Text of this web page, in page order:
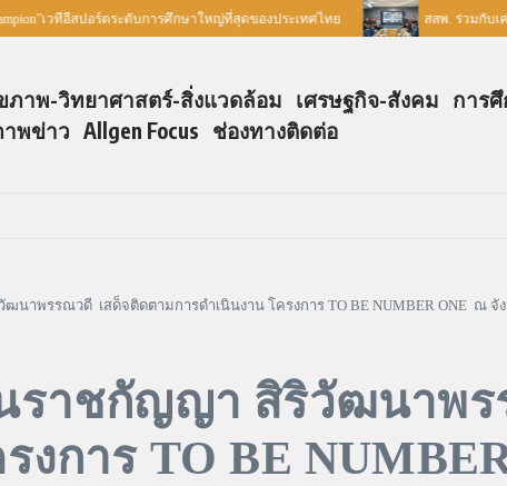
เวทีอีสปอร์ตระดับการศึกษาใหญ่ที่สุดของประเทศไทย สสพ. ร่วมกับเครือข่า
ภาพ-วิทยาศาสตร์-สิ่งแวดล้อม เศรษฐกิจ-สังคม การ
พข่าว Allgen Focus ช่องทางติดต่อ
าพรรณวดี เสด็จติดตามการดำเนินงาน โครงการ TO BE NUMBER ONE ณ จั
ราชกัญญา สิริวัฒนาพ
งการ TO BE